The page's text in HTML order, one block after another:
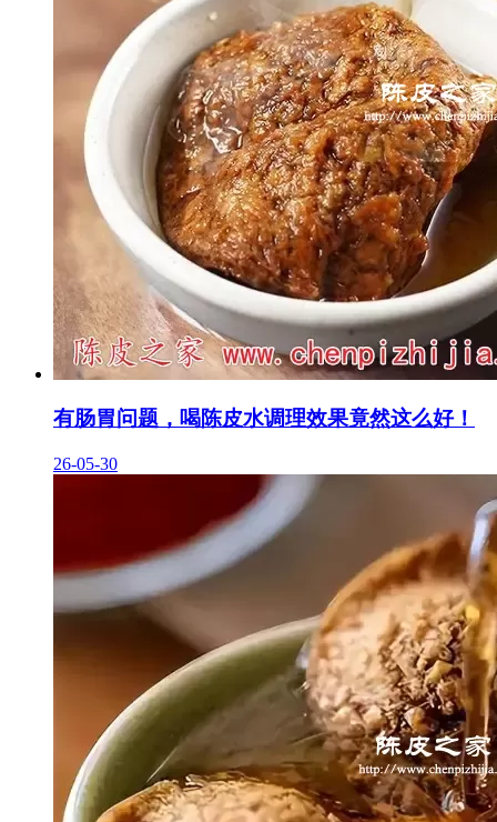
有肠胃问题，喝陈皮水调理效果竟然这么好！
26-05-30